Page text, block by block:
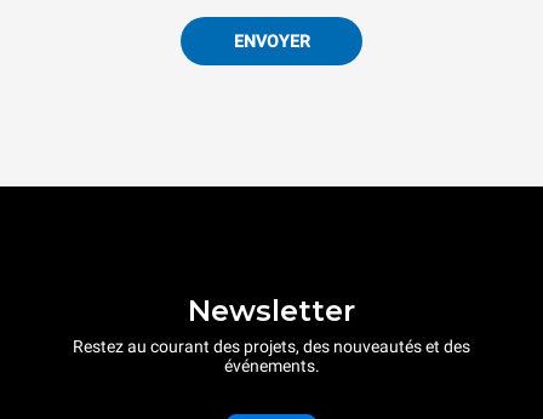
ENVOYER
Newsletter
Restez au courant des projets, des nouveautés et des
événements.